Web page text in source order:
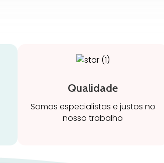
Qualidade
Somos especialistas e justos no
nosso trabalho